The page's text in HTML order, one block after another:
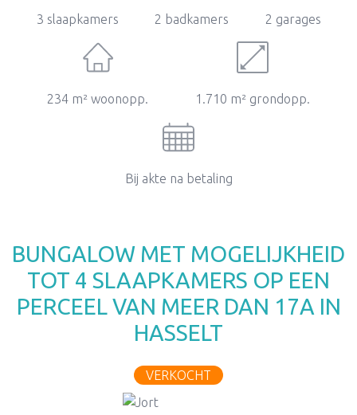
3 slaapkamers 2 badkamers 2 garages
234 m² woonopp. 1.710 m² grondopp.
Bij akte na betaling
BUNGALOW MET MOGELIJKHEID
TOT 4 SLAAPKAMERS OP EEN
PERCEEL VAN MEER DAN 17A IN
HASSELT
VERKOCHT